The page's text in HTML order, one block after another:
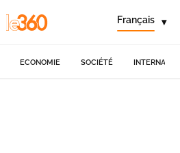
Français ▾
ECONOMIE SOCIÉTÉ